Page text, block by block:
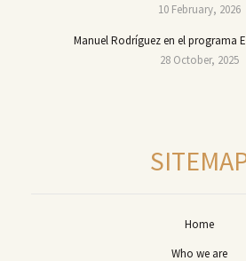
10 February, 2026
Manuel Rodríguez en el programa
28 October, 2025
Home
Who we are